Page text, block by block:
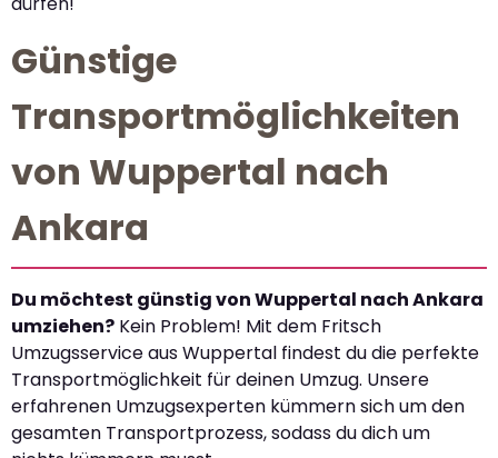
Günstige
Transportmöglichkeiten
von Wuppertal nach
Ankara
Du möchtest günstig von Wuppertal nach Ankara
umziehen? Kein Problem! Mit dem Fritsch
Umzugsservice aus Wuppertal findest du die perfekte
Transportmöglichkeit für deinen Umzug. Unsere
erfahrenen Umzugsexperten kümmern sich um den
gesamten Transportprozess, sodass du dich um